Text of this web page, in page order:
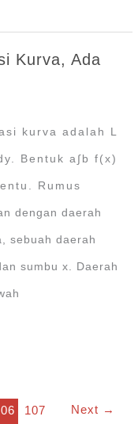
Kurva, Ada
kurva adalah L
Bentuk a∫b f(x)
Rumus
dengan daerah
sebuah daerah
sumbu x. Daerah
107 Next →